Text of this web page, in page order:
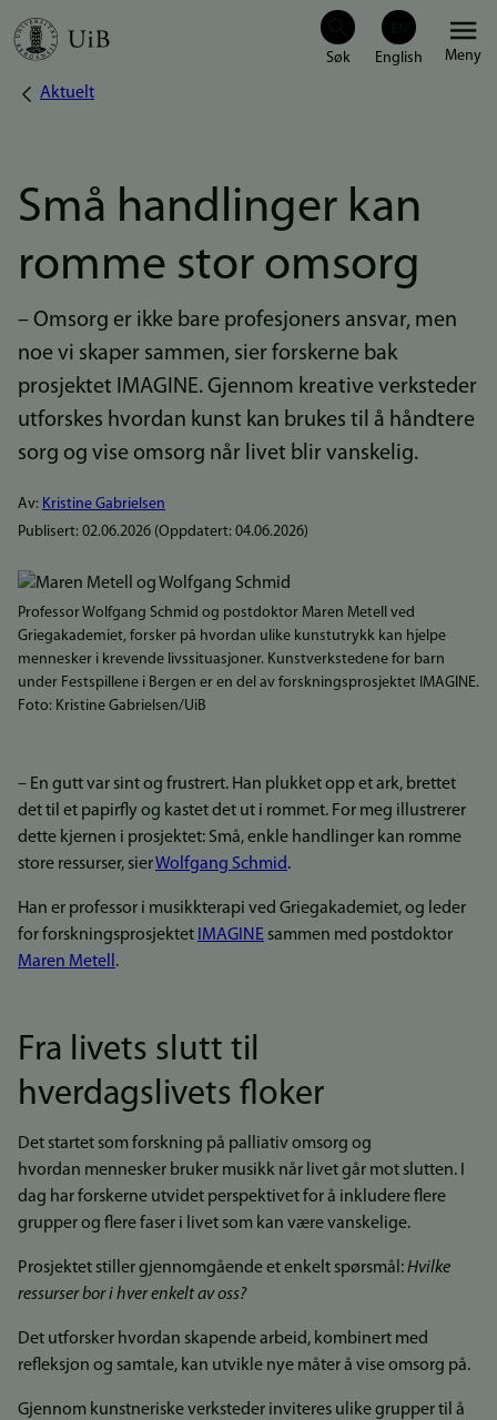
Hopp
Meny
Navigasjonssti
Aktuelt
Små handlinger kan
romme stor omsorg
– Omsorg er ikke bare profesjoners ansvar, men
noe vi skaper sammen, sier forskerne bak
prosjektet IMAGINE. Gjennom kreative verksteder
utforskes hvordan kunst kan brukes til å håndtere
sorg og vise omsorg når livet blir vanskelig.
Av: Kristine Gabrielsen
Publisert: 02.06.2026 (Oppdatert: 04.06.2026)
Bilde
Professor Wolfgang Schmid og postdoktor Maren Metell ved
Griegakademiet, forsker på hvordan ulike kunstutrykk kan hjelpe
mennesker i krevende livssituasjoner. Kunstverkstedene for barn
under Festspillene i Bergen er en del av forskningsprosjektet IMAGINE.
Foto: Kristine Gabrielsen/UiB
– En gutt var sint og frustrert. Han plukket opp et ark, brettet
det til et papirfly og kastet det ut i rommet. For meg illustrerer
dette kjernen i prosjektet: Små, enkle handlinger kan romme
store ressurser, sierWolfgang Schmid.
Han er professor i musikkterapi ved Griegakademiet, og leder
for forskningsprosjektet IMAGINE sammen med postdoktor
Maren Metell .
Fra livets slutt til
hverdagslivets floker
Det startet som forskning på palliativ omsorg og
hvordan mennesker bruker musikk når livet går mot slutten. I
dag har forskerne utvidet perspektivet for å inkludere flere
grupper og flere faser i livet som kan være vanskelige.
Prosjektet stiller gjennomgående et enkelt spørsmål:Hvilke
ressurser bor i hver enkelt av oss?
Det utforsker hvordan skapende arbeid, kombinert med
refleksjon og samtale, kan utvikle nye måter å vise omsorg på.
Gjennom kunstneriske verksteder inviteres ulike grupper til å